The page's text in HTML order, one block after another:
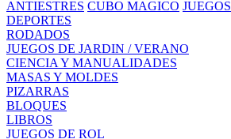
ANTIESTRES CUBO MAGICO JUEGOS
DEPORTES
RODADOS
JUEGOS DE JARDIN / VERANO
CIENCIA Y MANUALIDADES
MASAS Y MOLDES
PIZARRAS
BLOQUES
LIBROS
JUEGOS DE ROL